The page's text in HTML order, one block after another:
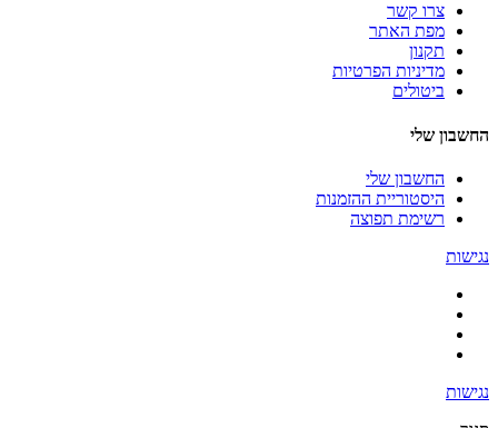
צרו קשר
מפת האתר
תקנון
מדיניות הפרטיות
ביטולים
החשבון שלי
החשבון שלי
היסטוריית ההזמנות
רשימת תפוצה
נגישות
נגישות